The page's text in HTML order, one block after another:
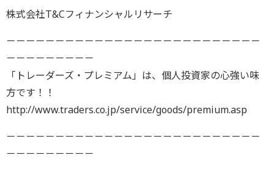
株式会社T&Cフィナンシャルリサーチ
－－－－－－－－－－－－－－－－－－－－－－－－－－
－－－－－－－－－
「トレーダーズ・プレミアム」は、個人投資家の心強い味
方です！！
http://www.traders.co.jp/service/goods/premium.asp
－－－－－－－－－－－－－－－－－－－－－－－－－－
－－－－－－－－－